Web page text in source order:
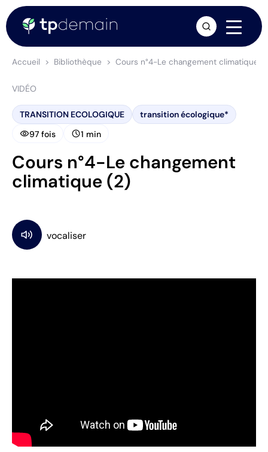
Accueil Bibliothèque Cours n°4-Le changement climatique
VIDÉO
TRANSITION ECOLOGIQUE transition écologique*
visibility97 fois schedule1 min
Cours n°4-Le changement
climatique (2)
arrow_forward